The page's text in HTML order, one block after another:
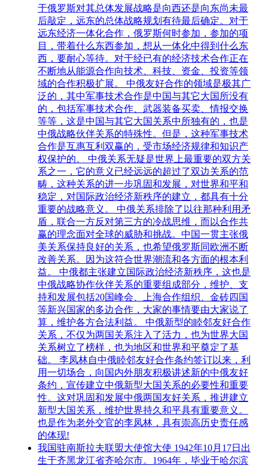
于俄罗斯对其总体发展战略是向西还是向东尚未最
后敲定，远东的总体战略规划有待最后确定。对于
远东经济一体化合作，俄罗斯何时参加，参加的项
目，带着什么东西参加，想从一体化中得到什么东
西，要耐心等待。对于经已有的经济技术合作正在
不断地从能源合作向技术、科技、资金、投资等领
域的合作积极扩展。 中俄友好合作的领域是极其广
泛的，其中军事技术合作是中国与其它大国所没有
的，包括军事技术合作、武器装备买卖、情报交换
等等，这是中国与其它大国关系中所独有的，也是
中俄战略伙伴关系的特殊性。但是，这种军事技术
合作是互惠互利双赢的，受市场经济规律和知识产
权保护的。 中俄关系无疑是世界上最重要的双方关
系之一，它的意义已经远远的超过了双边关系的范
畴，这种关系的进一步巩固和发展，对世界和平和
稳定，对国际政治经济新秩序的建立，都具有十分
重要的战略意义。 中俄关系排除了以往那种利用矛
盾，联合一方反对第三方的冷战思维，而以合作共
赢的理念面对全球的威胁和挑战。中国一贯主张俄
美关系保持良好的关系，也希望俄罗斯同欧洲不断
改善关系。因为这符合世界潮流和各方面的根本利
益。 中俄都主张建立国际政治经济新秩序，这也是
中俄战略协作伙伴关系的重要组成部分，维护、支
持和发展包括20国峰会、上海合作组织、金砖四国
等新兴国家的多边合作，大家的事情要由大家说了
算，维护各方合法利益。 中俄新型的睦邻友好合作
关系，不仅为两国关系注入了活力，也为世界大国
关系树立了榜样，也为地区和世界和平奠定了基
础。 李凤林自中俄睦邻友好合作条约签订以来，利
用一切场合，向国内外朋友积极讲述新的中俄友好
条约，宣传建立中俄新型大国关系的必要性和重要
性。这对巩固和发展中俄两国友好关系，推进建立
新型大国关系，维护世界持久和平具有重要意义。
也是作为老外交官的李凤林，具有崇高历史责任感
的体现!
我国驻南斯拉夫联盟大使馆大使 1942年10月17日出
生于齐黑龙江省齐哈尔市。1964年，毕业于哈尔滨